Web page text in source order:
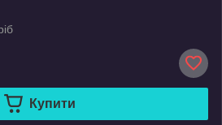
Купити